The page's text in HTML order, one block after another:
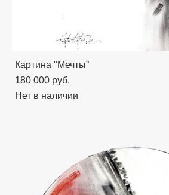
Картина "Мечты”
180 000 pуб.
Нет в наличии